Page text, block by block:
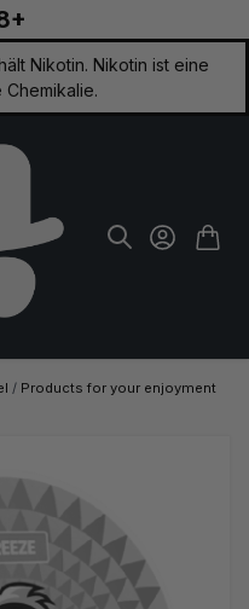
Nikotin. Nikotin ist eine
/ Products for your enjoyment